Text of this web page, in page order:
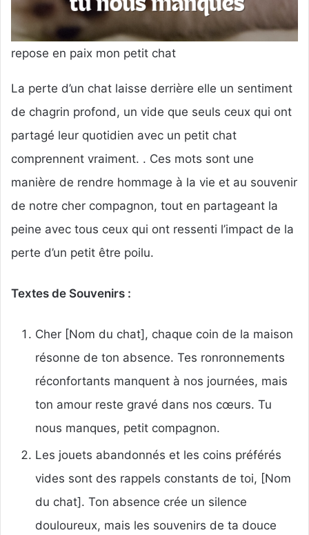
repose en paix mon petit chat
La perte d’un chat laisse derrière elle un sentiment
de chagrin profond, un vide que seuls ceux qui ont
partagé leur quotidien avec un petit chat
comprennent vraiment. . Ces mots sont une
manière de rendre hommage à la vie et au souvenir
de notre cher compagnon, tout en partageant la
peine avec tous ceux qui ont ressenti l’impact de la
perte d’un petit être poilu.
Textes de Souvenirs :
Cher [Nom du chat], chaque coin de la maison
résonne de ton absence. Tes ronronnements
réconfortants manquent à nos journées, mais
ton amour reste gravé dans nos cœurs. Tu
nous manques, petit compagnon.
Les jouets abandonnés et les coins préférés
vides sont des rappels constants de toi, [Nom
du chat]. Ton absence crée un silence
douloureux, mais les souvenirs de ta douce